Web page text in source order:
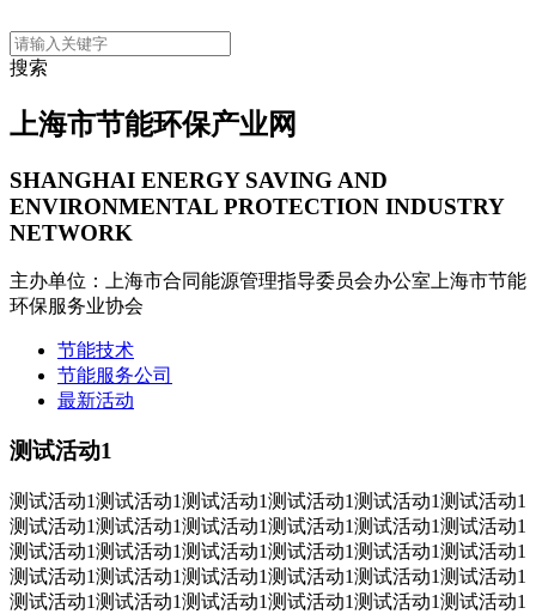
搜索
上海市节能环保产业网
SHANGHAI ENERGY SAVING AND
ENVIRONMENTAL PROTECTION INDUSTRY
NETWORK
主办单位：上海市合同能源管理指导委员会办公室 上海市节能
环保服务业协会
节能技术
节能服务公司
最新活动
测试活动1
测试活动1测试活动1测试活动1测试活动1测试活动1测试活动1
测试活动1测试活动1测试活动1测试活动1测试活动1测试活动1
测试活动1测试活动1测试活动1测试活动1测试活动1测试活动1
测试活动1测试活动1测试活动1测试活动1测试活动1测试活动1
测试活动1测试活动1测试活动1测试活动1测试活动1测试活动1